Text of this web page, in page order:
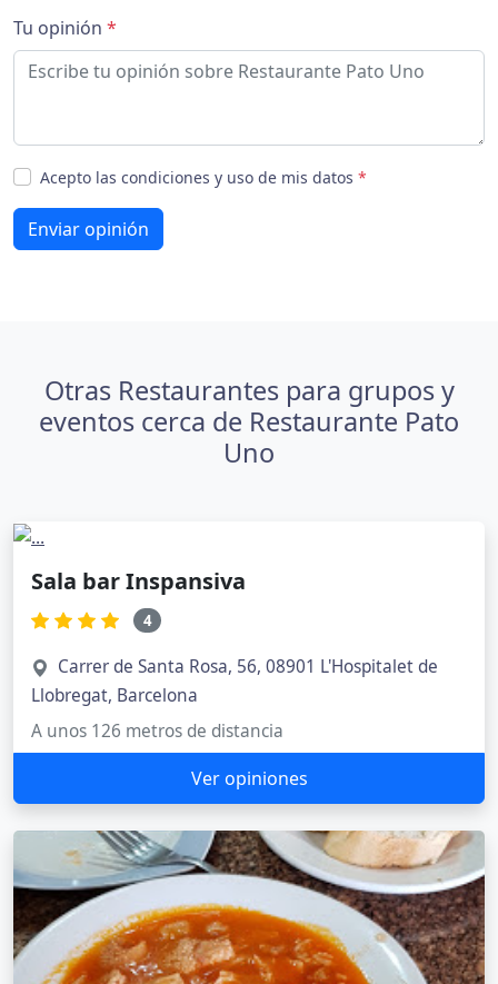
Tu opinión *
Acepto las condiciones y uso de mis datos *
Enviar opinión
Otras Restaurantes para grupos y
eventos cerca de Restaurante Pato
Uno
Sala bar Inspansiva
4
Carrer de Santa Rosa, 56, 08901 L'Hospitalet de
Llobregat, Barcelona
A unos 126 metros de distancia
Ver opiniones